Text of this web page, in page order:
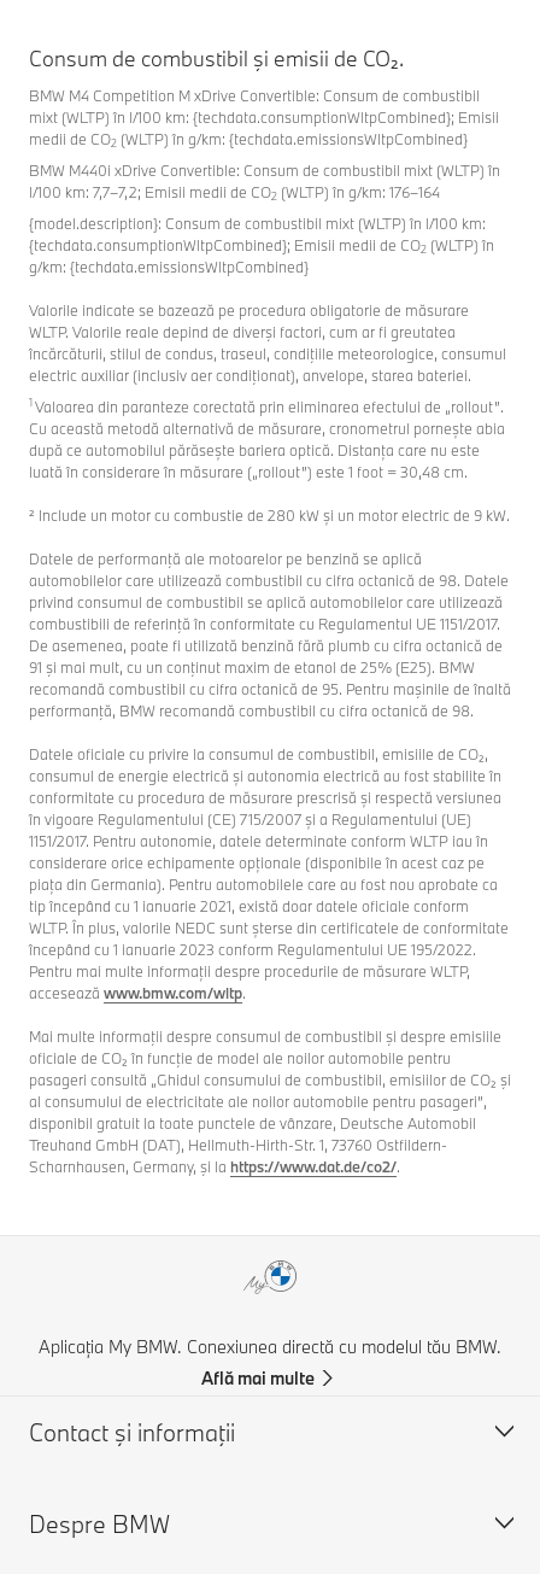
Consum de combustibil şi emisii de CO₂.
BMW M4 Competition M xDrive Convertible: Consum de combustibil
mixt (WLTP) în l/100 km: {techdata.consumptionWltpCombined}; Emisii
medii de CO2 (WLTP) în g/km: {techdata.emissionsWltpCombined}
BMW M440i xDrive Convertible: Consum de combustibil mixt (WLTP) în
l/100 km: 7,7–7,2; Emisii medii de CO2 (WLTP) în g/km: 176–164
{model.description}: Consum de combustibil mixt (WLTP) în l/100 km:
{techdata.consumptionWltpCombined}; Emisii medii de CO2 (WLTP) în
g/km: {techdata.emissionsWltpCombined}
Valorile indicate se bazează pe procedura obligatorie de măsurare
WLTP. Valorile reale depind de diverşi factori, cum ar fi greutatea
încărcăturii, stilul de condus, traseul, condiţiile meteorologice, consumul
electric auxiliar (inclusiv aer condiţionat), anvelope, starea bateriei.
1Valoarea din paranteze corectată prin eliminarea efectului de „rollout”.
Cu această metodă alternativă de măsurare, cronometrul pornește abia
după ce automobilul părăsește bariera optică. Distanța care nu este
luată în considerare în măsurare („rollout”) este 1 foot = 30,48 cm.
² Include un motor cu combustie de 280 kW și un motor electric de 9 kW.
Datele de performanţă ale motoarelor pe benzină se aplică
automobilelor care utilizează combustibil cu cifra octanică de 98. Datele
privind consumul de combustibil se aplică automobilelor care utilizează
combustibili de referinţă în conformitate cu Regulamentul UE 1151/2017.
De asemenea, poate fi utilizată benzină fără plumb cu cifra octanică de
91 şi mai mult, cu un conţinut maxim de etanol de 25% (E25). BMW
recomandă combustibil cu cifra octanică de 95. Pentru maşinile de înaltă
performanţă, BMW recomandă combustibil cu cifra octanică de 98.
Datele oficiale cu privire la consumul de combustibil, emisiile de CO₂,
consumul de energie electrică și autonomia electrică au fost stabilite în
conformitate cu procedura de măsurare prescrisă și respectă versiunea
în vigoare Regulamentului (CE) 715/2007 și a Regulamentului (UE)
1151/2017. Pentru autonomie, datele determinate conform WLTP iau în
considerare orice echipamente opționale (disponibile în acest caz pe
piața din Germania). Pentru automobilele care au fost nou aprobate ca
tip începând cu 1 ianuarie 2021, există doar datele oficiale conform
WLTP. În plus, valorile NEDC sunt șterse din certificatele de conformitate
începând cu 1 ianuarie 2023 conform Regulamentului UE 195/2022.
Pentru mai multe informații despre procedurile de măsurare WLTP,
accesează www.bmw.com/wltp.
Mai multe informaţii despre consumul de combustibil şi despre emisiile
oficiale de CO₂ în funcţie de model ale noilor automobile pentru
pasageri consultă „Ghidul consumului de combustibil, emisiilor de CO₂ şi
al consumului de electricitate ale noilor automobile pentru pasageri”,
disponibil gratuit la toate punctele de vânzare, Deutsche Automobil
Treuhand GmbH (DAT), Hellmuth-Hirth-Str. 1, 73760 Ostfildern-
Scharnhausen, Germany, şi la https://www.dat.de/co2/.
Aplicația My BMW. Conexiunea directă cu modelul tău BMW.
Află mai multe
Contact şi informaţii
Asistență și Contact
Despre BMW